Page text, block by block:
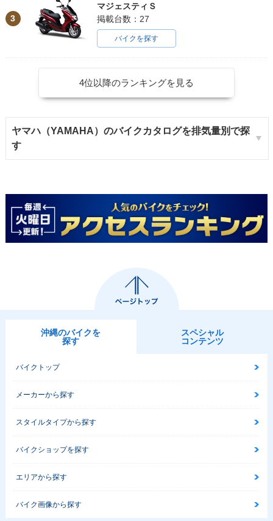
3
マジェスティＳ
掲載台数：27
バイクを探す
4位以降のランキングを見る
ヤマハ（YAMAHA）のバイクカタログを排気量別で探
す
沖縄のバイクを
探す
スペシャル
コンテンツ
バイクトップ
メーカーから探す
スタイルタイプから探す
バイクショップを探す
エリアから探す
バイク画像から探す